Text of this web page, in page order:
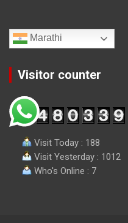
Marathi
Visitor counter
Visit Today : 188
Visit Yesterday : 1012
Who's Online : 7